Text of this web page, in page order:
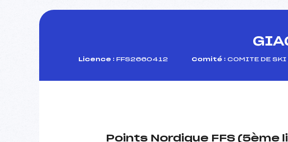
Licence : FFS2660412 Comité : COMITE DE SKI
Points Nordique FFS (5ème